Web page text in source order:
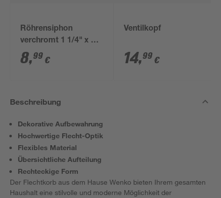
Röhrensiphon
verchromt 1 1/4" x 32
mm
8,99 €
Ventilkopf
14,99 €
Beschreibung
Dekorative Aufbewahrung
Hochwertige Flecht-Optik
Flexibles Material
Übersichtliche Aufteilung
Rechteckige Form
Der Flechtkorb aus dem Hause Wenko bieten Ihrem gesamten
Haushalt eine stilvolle und moderne Möglichkeit der